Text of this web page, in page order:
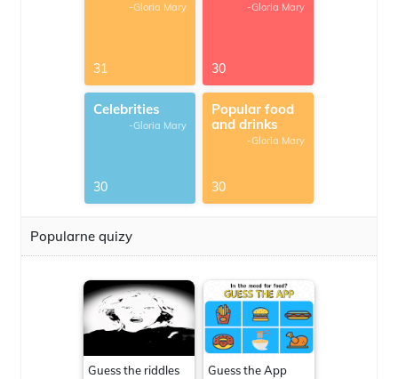
-Gloria Mary
31
-Gloria Mary
30
Celebrities
-Gloria Mary
30
Popular food
and drinks
-Gloria Mary
30
Popularne quizy
Guess the riddles
Guess the App